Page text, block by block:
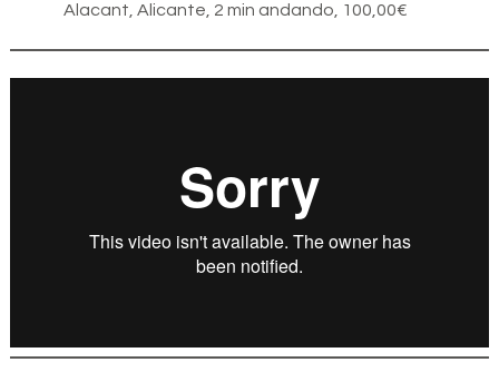
Alacant, Alicante, 2 min andando, 100,00€